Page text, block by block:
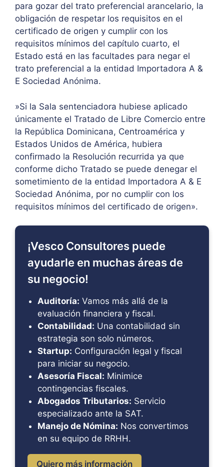
para gozar del trato preferencial arancelario, la
obligación de respetar los requisitos en el
certificado de origen y cumplir con los
requisitos mínimos del capítulo cuarto, el
Estado está en las facultades para negar el
trato preferencial a la entidad Importadora A &
E Sociedad Anónima.
»Si la Sala sentenciadora hubiese aplicado
únicamente el Tratado de Libre Comercio entre
la República Dominicana, Centroamérica y
Estados Unidos de América, hubiera
confirmado la Resolución recurrida ya que
conforme dicho Tratado se puede denegar el
sometimiento de la entidad Importadora A & E
Sociedad Anónima, por no cumplir con los
requisitos mínimos del certificado de origen».
¡Vesco Consultores puede
ayudarle en muchas áreas de
su negocio!
Auditoría: Vamos más allá de la
evaluación financiera y fiscal.
Contabilidad: Una contabilidad sin
estrategia son solo números.
Startup: Configuración legal y fiscal
para iniciar su negocio.
Asesoría Fiscal: Minimice
contingencias fiscales.
Abogados Tributarios: Servicio
especializado ante la SAT.
Manejo de Nómina: Nos convertimos
en su equipo de RRHH.
Quiero más información